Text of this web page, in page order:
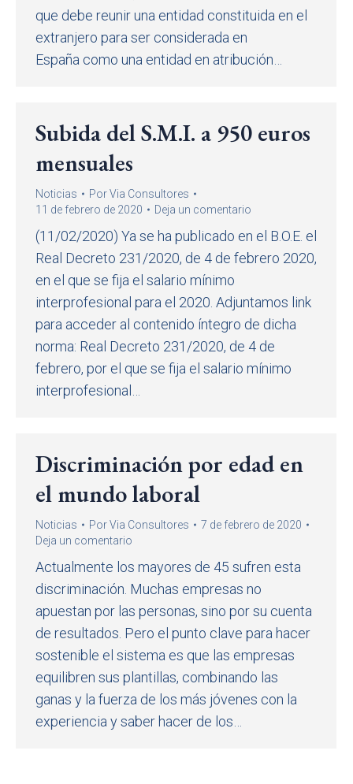
que debe reunir una entidad constituida en el
extranjero para ser considerada en
España como una entidad en atribución…
Subida del S.M.I. a 950 euros
mensuales
Noticias PorVia Consultores
11 de febrero de 2020
Deja un comentario
(11/02/2020) Ya se ha publicado en el B.O.E. el
Real Decreto 231/2020, de 4 de febrero 2020,
en el que se fija el salario mínimo
interprofesional para el 2020. Adjuntamos link
para acceder al contenido íntegro de dicha
norma: Real Decreto 231/2020, de 4 de
febrero, por el que se fija el salario mínimo
interprofesional…
Discriminación por edad en
el mundo laboral
Noticias PorVia Consultores
7 de febrero de 2020
Deja un comentario
Actualmente los mayores de 45 sufren esta
discriminación. Muchas empresas no
apuestan por las personas, sino por su cuenta
de resultados. Pero el punto clave para hacer
sostenible el sistema es que las empresas
equilibren sus plantillas, combinando las
ganas y la fuerza de los más jóvenes con la
experiencia y saber hacer de los…